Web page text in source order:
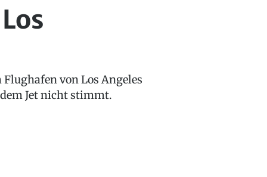
von Los Angeles
Jet nicht stimmt.